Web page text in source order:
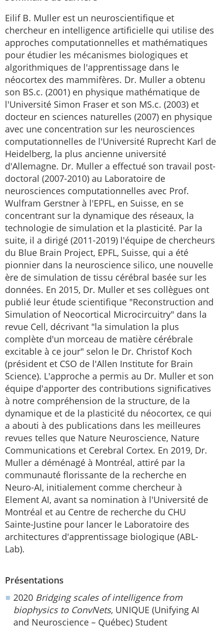
Eilif B. Muller est un neuroscientifique et
chercheur en intelligence artificielle qui utilise des
approches computationnelles et mathématiques
pour étudier les mécanismes biologiques et
algorithmiques de l'apprentissage dans le
néocortex des mammifères. Dr. Muller a obtenu
son BS.c. (2001) en physique mathématique de
l'Université Simon Fraser et son MS.c. (2003) et
docteur en sciences naturelles (2007) en physique
avec une concentration sur les neurosciences
computationnelles de l'Université Ruprecht Karl de
Heidelberg, la plus ancienne université
d'Allemagne. Dr. Muller a effectué son travail post-
doctoral (2007-2010) au Laboratoire de
neurosciences computationnelles avec Prof.
Wulfram Gerstner à l'EPFL, en Suisse, en se
concentrant sur la dynamique des réseaux, la
technologie de simulation et la plasticité. Par la
suite, il a dirigé (2011-2019) l'équipe de chercheurs
du Blue Brain Project, EPFL, Suisse, qui a été
pionnier dans la neuroscience silico, une nouvelle
ère de simulation de tissu cérébral basée sur les
données. En 2015, Dr. Muller et ses collègues ont
publié leur étude scientifique "Reconstruction and
Simulation of Neocortical Microcircuitry" dans la
revue Cell, décrivant "la simulation la plus
complète d'un morceau de matière cérébrale
excitable à ce jour" selon le Dr. Christof Koch
(président et CSO de l'Allen Institute for Brain
Science). L'approche a permis au Dr. Muller et son
équipe d'apporter des contributions significatives
à notre compréhension de la structure, de la
dynamique et de la plasticité du néocortex, ce qui
a abouti à des publications dans les meilleures
revues telles que Nature Neuroscience, Nature
Communications et Cerebral Cortex. En 2019, Dr.
Muller a déménagé à Montréal, attiré par la
communauté florissante de la recherche en
Neuro-AI, initialement comme chercheur à
Element AI, avant sa nomination à l'Université de
Montréal et au Centre de recherche du CHU
Sainte-Justine pour lancer le Laboratoire des
architectures d'apprentissage biologique (ABL-
Lab).
Présentations
2020 Bridging scales of intelligence from
biophysics to ConvNets, UNIQUE (Unifying AI
and Neuroscience – Québec) Student